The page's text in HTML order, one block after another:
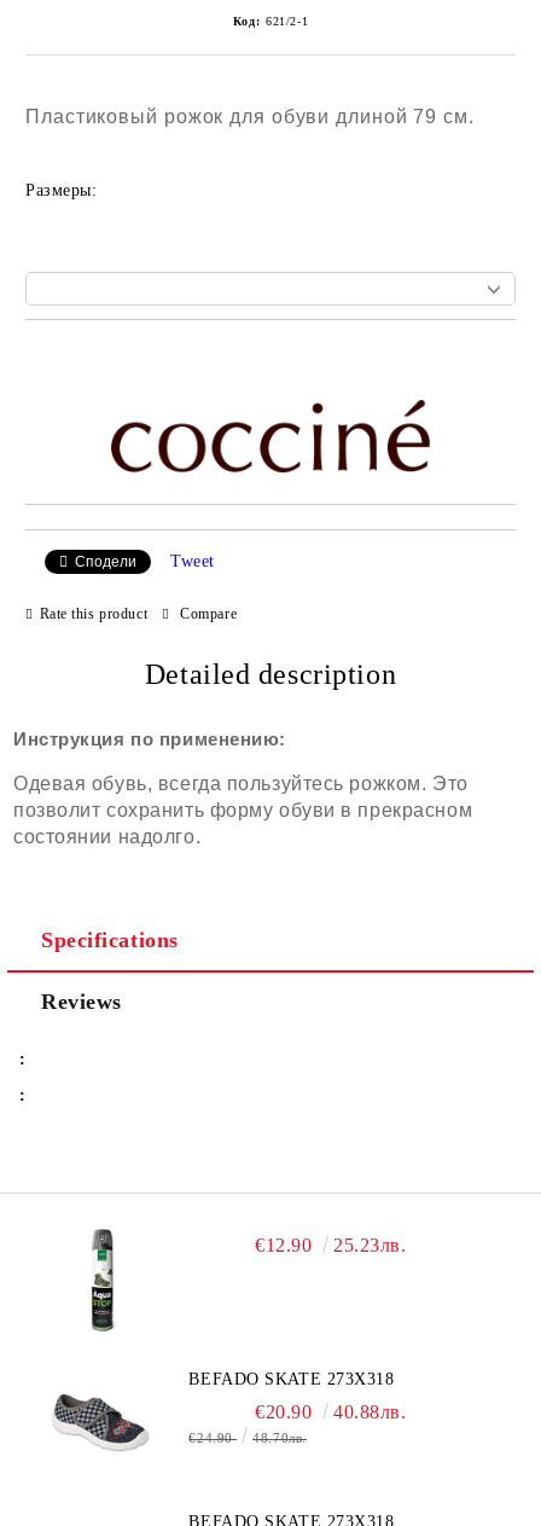
Код: 621/2-1
Пластиковый рожок для обуви длиной 79 см.
Размеры:
Сподели Tweet
Rate this product Compare
Detailed description
Инструкция по применению:
Одевая обувь, всегда пользуйтесь рожком. Это
позволит сохранить форму обуви в прекрасном
состоянии надолго.
Specifications
Reviews
:
:
€12.90 25.23лв.
BEFADO SKATE 273X318
€20.90 40.88лв.
€24.90 48.70лв.
BEFADO SKATE 273X318